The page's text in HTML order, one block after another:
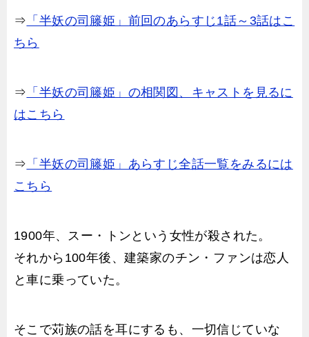
⇒ 「半妖の司籐姫」前回のあらすじ1話～3話はこ
ちら
⇒ 「半妖の司籐姫」の相関図、キャストを見るに
はこちら
⇒ 「半妖の司籐姫」あらすじ全話一覧をみるには
こちら
1900年、スー・トンという女性が殺された。
それから100年後、建築家のチン・ファンは恋人
と車に乗っていた。
そこで苅族の話を耳にするも、一切信じていな